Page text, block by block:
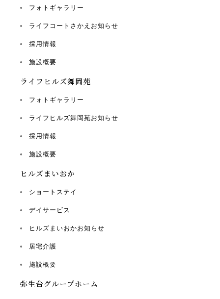
フォトギャラリー
ライフコートさかえお知らせ
採用情報
施設概要
ライフヒルズ舞岡苑
フォトギャラリー
ライフヒルズ舞岡苑お知らせ
採用情報
施設概要
ヒルズまいおか
ショートステイ
デイサービス
ヒルズまいおかお知らせ
居宅介護
施設概要
弥生台グループホーム